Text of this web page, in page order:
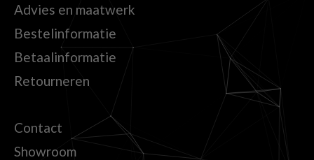
Advies en maatwerk
Bestelinformatie
Betaalinformatie
Retourneren
Contact
Showroom